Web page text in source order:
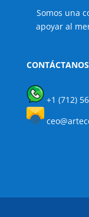
Somos una
apoyar al
CONTÁCTANOS
+1 (712)